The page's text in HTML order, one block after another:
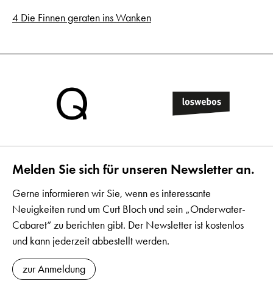
4 Die Finnen geraten ins Wanken
Melden Sie sich für unseren Newsletter an.
Gerne informieren wir Sie, wenn es interessante
Neuigkeiten rund um Curt Bloch und sein „Onderwater-
Cabaret“ zu berichten gibt. Der Newsletter ist kostenlos
und kann jederzeit abbestellt werden.
zur Anmeldung